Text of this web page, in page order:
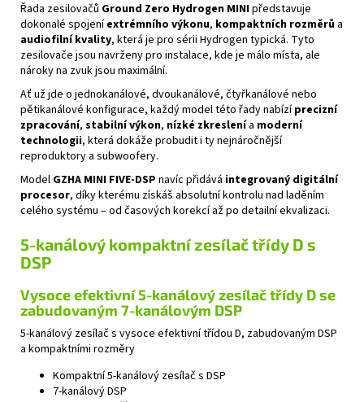
Řada zesilovačů Ground Zero Hydrogen MINIpředstavuje
dokonalé spojeníextrémního výkonu, kompaktních rozměrů a
audiofilní kvality, která je pro sérii Hydrogen typická. Tyto
zesilovače jsou navrženy pro instalace, kde je málo místa, ale
nároky na zvuk jsou maximální.
Ať už jde o jednokanálové, dvoukanálové, čtyřkanálové nebo
pětikanálové konfigurace, každý model této řady nabízíprecizní
zpracování, stabilní výkon, nízké zkreslenía moderní
technologii, která dokáže probudit i ty nejnáročnější
reproduktory a subwoofery.
Model GZHA MINI FIVE‑DSP navíc přidává integrovaný digitální
procesor, díky kterému získáš absolutní kontrolu nad laděním
celého systému – od časových korekcí až po detailní ekvalizaci.
5-kanálový kompaktní zesílač třídy D s
DSP
Vysoce efektivní 5-kanálový zesílač třídy D se
zabudovaným 7-kanálovým DSP
5-kanálový zesílač s vysoce efektivní třídou D, zabudovaným DSP
a kompaktními rozměry
Kompaktní 5-kanálový zesílač s DSP
7-kanálový DSP